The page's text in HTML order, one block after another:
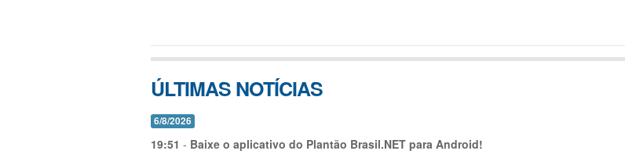
ÚLTIMAS NOTÍCIAS
6/8/2026
19:51 - Baixe o aplicativo do Plantão Brasil.NET para Android!